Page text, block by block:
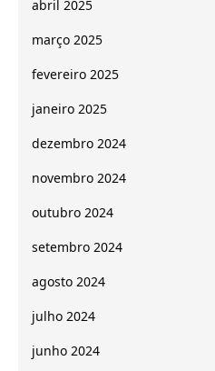
abril 2025
março 2025
fevereiro 2025
janeiro 2025
dezembro 2024
novembro 2024
outubro 2024
setembro 2024
agosto 2024
julho 2024
junho 2024